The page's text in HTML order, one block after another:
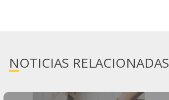
NOTICIAS RELACIONADAS